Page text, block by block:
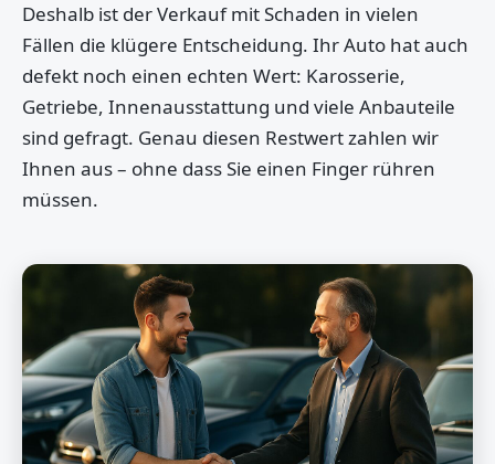
Deshalb ist der Verkauf mit Schaden in vielen
Fällen die klügere Entscheidung. Ihr Auto hat auch
defekt noch einen echten Wert: Karosserie,
Getriebe, Innenausstattung und viele Anbauteile
sind gefragt. Genau diesen Restwert zahlen wir
Ihnen aus – ohne dass Sie einen Finger rühren
müssen.